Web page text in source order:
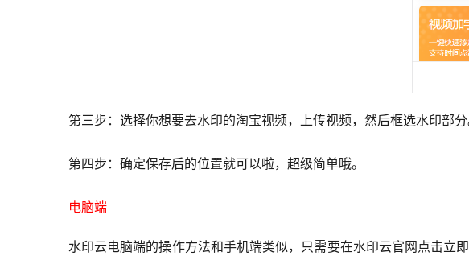
第三步：选择你想要去水印的淘宝视频，上传视频，然后框选水印部分
第四步：确定保存后的位置就可以啦，超级简单哦。
电脑端
水印云电脑端的操作方法和手机端类似，只需要在水印云官网点击立